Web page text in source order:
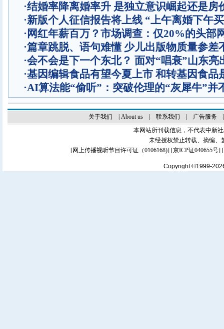
·结婚率降离婚率升 是独立意识崛起还是房
·新版个人征信报告将上线 “上午离婚下午
· 网红年薪百万？市场调查：仅20%的头部
·篇章跳脱、语句难懂 少儿出版物质量参差
·会不会是下一个东北？ 面对“唱衰”山东亮
·基因编辑食品有望今夏上市 和转基因食品
·AI算法能“偷听”：突破伦理的“灰犀牛”并
关于我们 About us| 联系我们 广告服务
本网站所刊载信息，不代表中新
未经授权禁止转载、摘编、
[网上传播视听节目许可证（0106168)] [京ICP证040655号]
Copyright ©1999-